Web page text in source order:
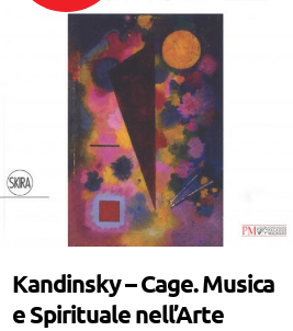
Kandinsky – Cage. Musica
e Spirituale nell’Arte